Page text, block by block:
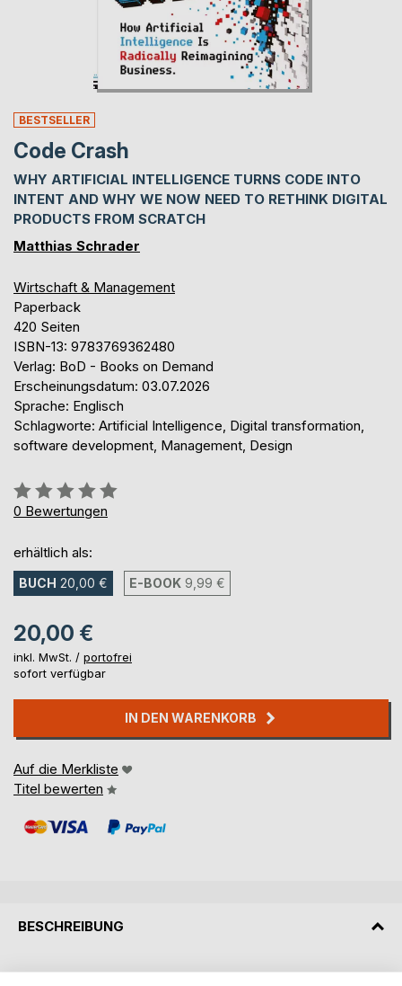
BESTSELLER
Code Crash
WHY ARTIFICIAL INTELLIGENCE TURNS CODE INTO
INTENT AND WHY WE NOW NEED TO RETHINK DIGITAL
PRODUCTS FROM SCRATCH
Matthias Schrader
Wirtschaft & Management
Paperback
420 Seiten
ISBN-13: 9783769362480
Verlag: BoD - Books on Demand
Erscheinungsdatum: 03.07.2026
Sprache: Englisch
Schlagworte: Artificial Intelligence, Digital transformation,
software development, Management, Design
Bewertung::
0%
0 Bewertungen
erhältlich als:
BUCH 20,00 € E-BOOK 9,99 €
20,00 €
inkl. MwSt. / portofrei
sofort verfügbar
IN DEN WARENKORB
Auf die Merkliste
Titel bewerten
BESCHREIBUNG